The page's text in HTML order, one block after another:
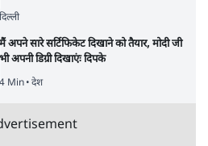
दिल्ली
मैं अपने सारे सर्टिफिकेट दिखाने को तैयार, मोदी जी
भी अपनी डिग्री दिखाएंः दिपके
4 Min• देश